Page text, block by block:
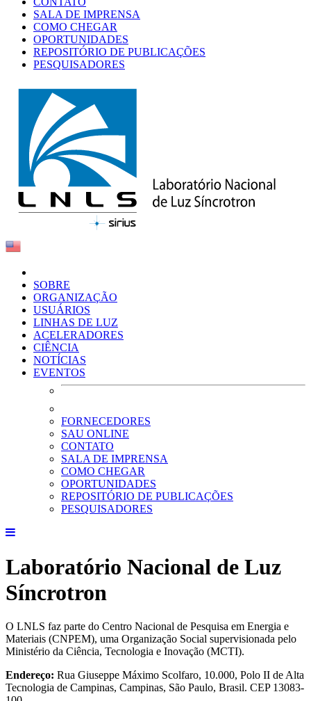
SALA DE IMPRENSA
COMO CHEGAR
OPORTUNIDADES
REPOSITÓRIO DE PUBLICAÇÕES
PESQUISADORES
SOBRE
ORGANIZAÇÃO
USUÁRIOS
LINHAS DE LUZ
ACELERADORES
CIÊNCIA
NOTÍCIAS
EVENTOS
FORNECEDORES
SAU ONLINE
CONTATO
SALA DE IMPRENSA
COMO CHEGAR
OPORTUNIDADES
REPOSITÓRIO DE PUBLICAÇÕES
PESQUISADORES
Laboratório Nacional de Luz
Síncrotron
O LNLS faz parte do Centro Nacional de Pesquisa em Energia e
Materiais (CNPEM), uma Organização Social supervisionada pelo
Ministério da Ciência, Tecnologia e Inovação (MCTI).
Endereço: Rua Giuseppe Máximo Scolfaro, 10.000, Polo II de Alta
Tecnologia de Campinas, Campinas, São Paulo, Brasil. CEP 13083-